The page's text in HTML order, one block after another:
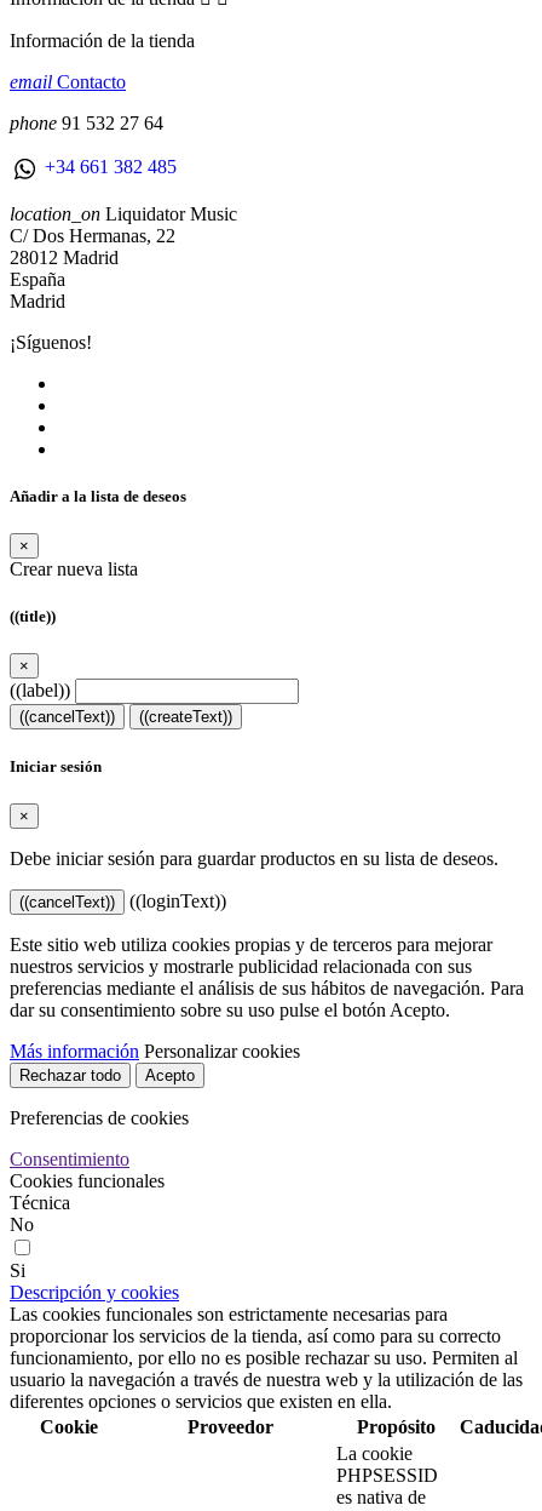
Información de la tienda
email Contacto
phone 91 532 27 64
+34 661 382 485
location_on Liquidator Music
C/ Dos Hermanas, 22
28012 Madrid
España
Madrid
¡Síguenos!
Añadir a la lista de deseos
×
Crear nueva lista
((title))
×
((label))
((cancelText)) ((createText))
Iniciar sesión
×
Debe iniciar sesión para guardar productos en su lista de deseos.
((cancelText)) ((loginText))
Este sitio web utiliza cookies propias y de terceros para mejorar
nuestros servicios y mostrarle publicidad relacionada con sus
preferencias mediante el análisis de sus hábitos de navegación. Para
dar su consentimiento sobre su uso pulse el botón Acepto.
Más información Personalizar cookies
Rechazar todo Acepto
Preferencias de cookies
Consentimiento
Cookies funcionales
Técnica
No
Si
Descripción y cookies
Las cookies funcionales son estrictamente necesarias para
proporcionar los servicios de la tienda, así como para su correcto
funcionamiento, por ello no es posible rechazar su uso. Permiten al
usuario la navegación a través de nuestra web y la utilización de las
diferentes opciones o servicios que existen en ella.
Cookie
Proveedor Propósito
La cookie
PHPSESSID
es nativa de